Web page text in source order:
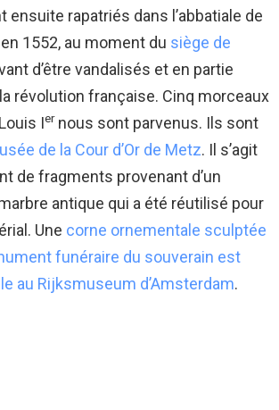
ensuite rapatriés dans l’abbatiale de
1552, au moment du siège de
d’être vandalisés et en partie
révolution française. Cinq morceaux
Iernous sont parvenus. Ils sont
de la Cour d’Or de Metz. Il s’agit
de fragments provenant d’un
antique qui a été réutilisé pour
Une corne ornementale sculptée
funéraire du souverain est
au Rijksmuseum d’Amsterdam.